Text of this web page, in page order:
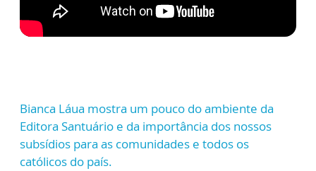
Bianca Láua mostra um pouco do ambiente da
Editora Santuário e da importância dos nossos
subsídios para as comunidades e todos os
católicos do país.